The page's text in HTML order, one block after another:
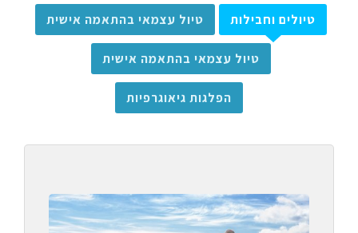
טיולים וחבילות טיול עצמאי בהתאמה אישית
טיול עצמאי בהתאמה אישית
הפלגות גיאוגרפיות